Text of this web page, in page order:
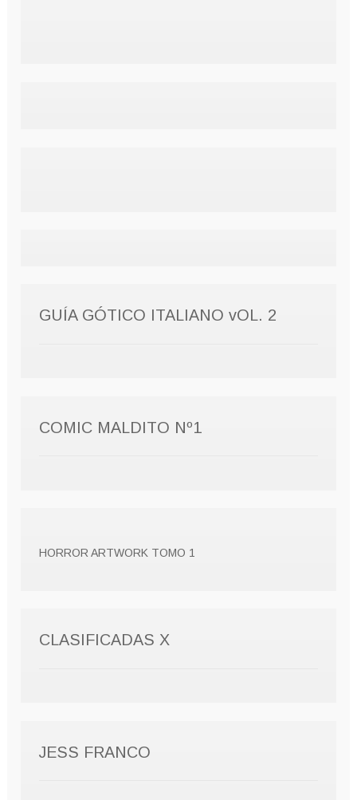
GUÍA GÓTICO ITALIANO vOL. 2
COMIC MALDITO Nº1
HORROR ARTWORK TOMO 1
CLASIFICADAS X
JESS FRANCO